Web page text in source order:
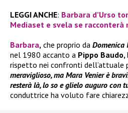
LEGGI ANCHE: Barbara d’Urso
Mediaset e svela se racconterà
Barbara, che proprio da Domenica
nel 1980 accanto a Pippo Baudo,
rispetto nei confronti dell’attuale
meraviglioso, ma Mara Venier è
resterà là, lo so e glielo auguro con
conduttrice ha voluto fare